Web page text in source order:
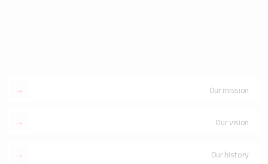
Our mission
Our vision
Our history